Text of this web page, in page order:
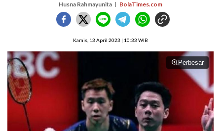
Husna Rahmayunita BolaTimes.com
Kamis, 13 April 2023 | 10:33 WIB
Perbesar